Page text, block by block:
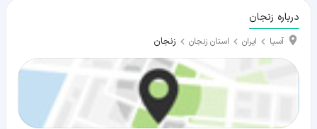
درباره زنجان
آسیا ایران استان زنجان زنجان